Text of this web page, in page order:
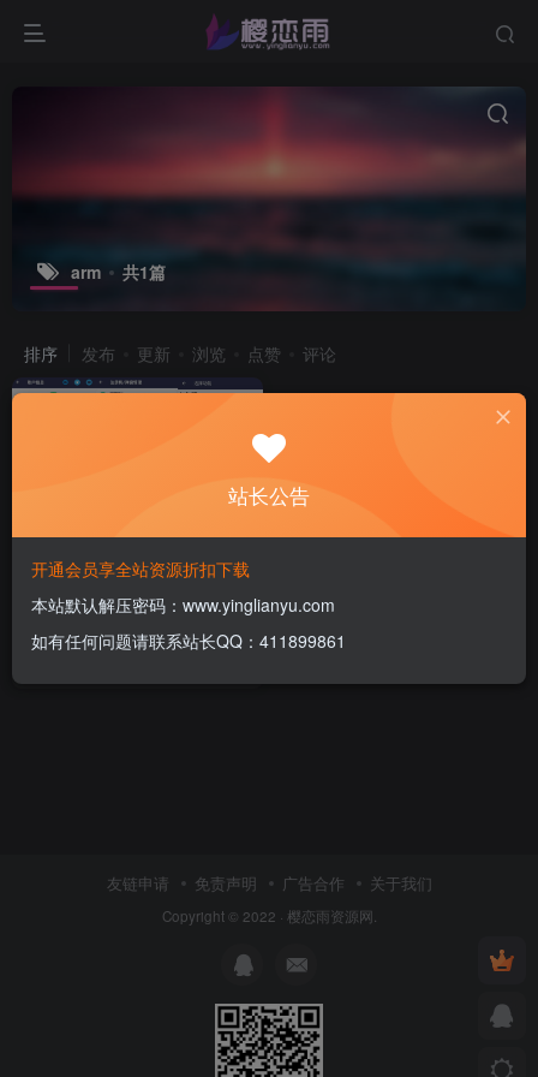
arm 共1篇
排序 发布 更新 浏览 点赞 评论
arm源码/APP加固/逆向/脱壳/
注册机
付费资源 ￥5 APP源码
友链申请 免责声明 广告合作 关于我们
Copyright © 2022 · 樱恋雨资源网
站长公告
开通会员享全站资源折扣下载
本站默认解压密码：www.yinglianyu.com
如有任何问题请联系站长QQ：411899861